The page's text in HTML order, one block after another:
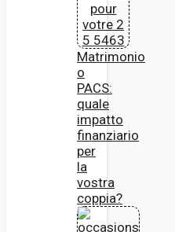
Matrimonio
o
PACS:
quale
impatto
finanziario
per
la
vostra
coppia?